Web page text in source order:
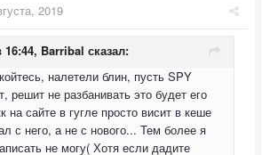
2019
16:44, Barribal сказал:
налетели блин, пусть SPY
решит не разбанивать это будет его
на сайте в гугле просто висит в кеше
с него, а не с нового... Тем более я
не могу( Хотя если дадите